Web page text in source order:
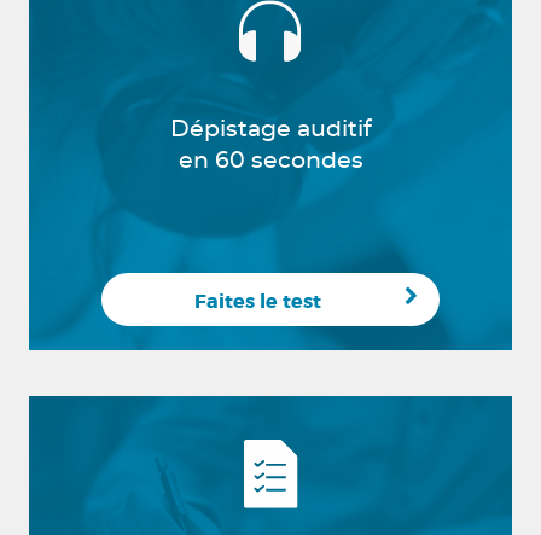
Dépistage auditif
en 60 secondes
Faites le test